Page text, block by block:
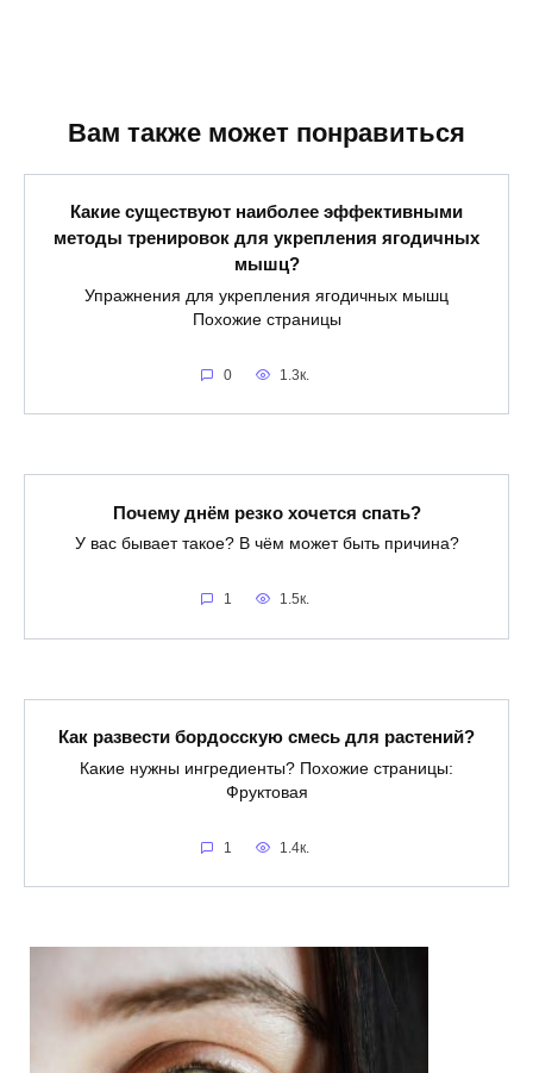
Вам также может понравиться
Какие существуют наиболее эффективными
методы тренировок для укрепления ягодичных
мышц?
Упражнения для укрепления ягодичных мышц
Похожие страницы
0 1.3к.
Почему днём резко хочется спать?
У вас бывает такое? В чём может быть причина?
1 1.5к.
Как развести бордосскую смесь для растений?
Какие нужны ингредиенты? Похожие страницы:
Фруктовая
1 1.4к.